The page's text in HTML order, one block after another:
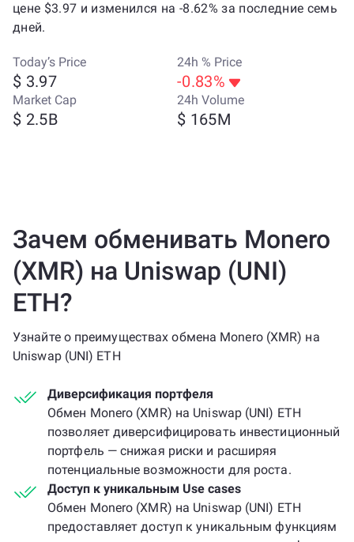
цене $3.97 и изменился на -8.62% за последние семь
дней.
Today’s Price
$ 3.97
24h % Price
-0.83%
Market Cap
$ 2.5B
24h Volume
$ 165M
Зачем обменивать Monero
(XMR) на Uniswap (UNI)
ETH?
Узнайте о преимуществах обмена Monero (XMR) на
Uniswap (UNI) ETH
Диверсификация портфеля
Обмен Monero (XMR) на Uniswap (UNI) ETH
позволяет диверсифицировать инвестиционный
портфель — снижая риски и расширяя
потенциальные возможности для роста.
Доступ к уникальным Use cases
Обмен Monero (XMR) на Uniswap (UNI) ETH
предоставляет доступ к уникальным функциям